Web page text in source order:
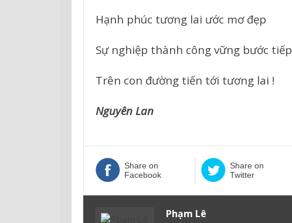
Hạnh phúc tương lai ước mơ đẹp
Sự nghiệp thành công vững bước tiếp
Trên con đường tiến tới tương lai !
Nguyên Lan
Share on
Facebook
Share on
Twitter
Phạm Lê